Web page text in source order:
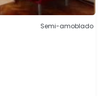
Semi-amoblado